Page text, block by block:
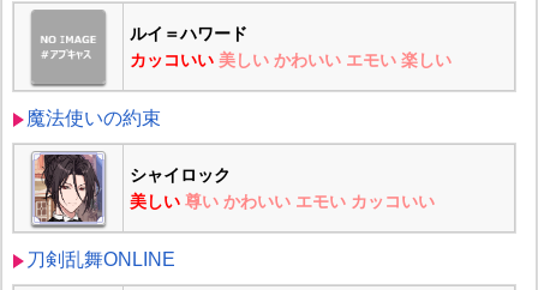
ルイ＝ハワード
カッコいい 美しい かわいい エモい 楽しい
魔法使いの約束
シャイロック
美しい 尊い かわいい エモい カッコいい
刀剣乱舞ONLINE